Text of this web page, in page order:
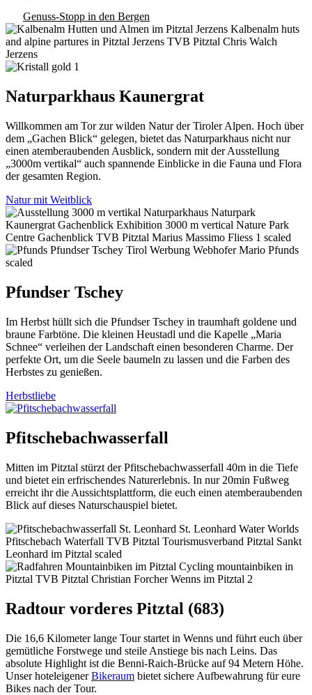
Genuss-Stopp in den Bergen
Naturparkhaus Kaunergrat
Willkommen am Tor zur wilden Natur der Tiroler Alpen. Hoch über
dem „Gachen Blick“ gelegen, bietet das Naturparkhaus nicht nur
einen atemberaubenden Ausblick, sondern mit der Ausstellung
„3000m vertikal“ auch spannende Einblicke in die Fauna und Flora
der gesamten Region.
Natur mit Weitblick
Pfundser Tschey
Im Herbst hüllt sich die Pfundser Tschey in traumhaft goldene und
braune Farbtöne. Die kleinen Heustadl und die Kapelle „Maria
Schnee“ verleihen der Landschaft einen besonderen Charme. Der
perfekte Ort, um die Seele baumeln zu lassen und die Farben des
Herbstes zu genießen.
Herbstliebe
Pfitschebachwasserfall
Mitten im Pitztal stürzt der Pfitschebachwasserfall 40m in die Tiefe
und bietet ein erfrischendes Naturerlebnis. In nur 20min Fußweg
erreicht ihr die Aussichtsplattform, die euch einen atemberaubenden
Blick auf dieses Naturschauspiel bietet.
Radtour vorderes Pitztal (683)
Die 16,6 Kilometer lange Tour startet in Wenns und führt euch über
gemütliche Forstwege und steile Anstiege bis nach Leins. Das
absolute Highlight ist die Benni-Raich-Brücke auf 94 Metern Höhe.
Unser hoteleigenerBikeraum bietet sichere Aufbewahrung für eure
Bikes nach der Tour.